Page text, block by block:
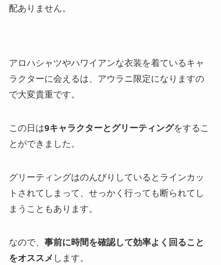
配ありません。
アロハシャツやハワイアンな衣装を着ているキャ
ラクターに会えるは、アウラニ限定になりますの
で大変貴重です。
この日は9キャラクターとグリーティングをするこ
とができました。
グリーティングはのんびりしているとラインカッ
トされてしまって、せっかく行っても断られてし
まうこともあります。
なので、 事前に時間を確認して効率よく回ること
をオススメ します。